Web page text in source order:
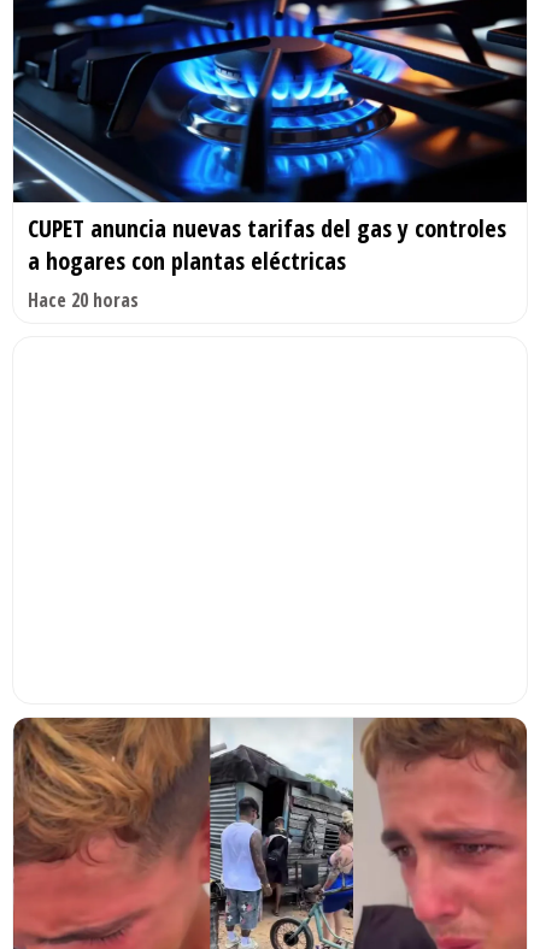
CUPET anuncia nuevas tarifas del gas y controles
a hogares con plantas eléctricas
Hace 20 horas